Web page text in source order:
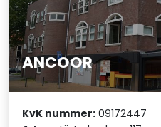
ANCOOR
KvK nummer: 09172447